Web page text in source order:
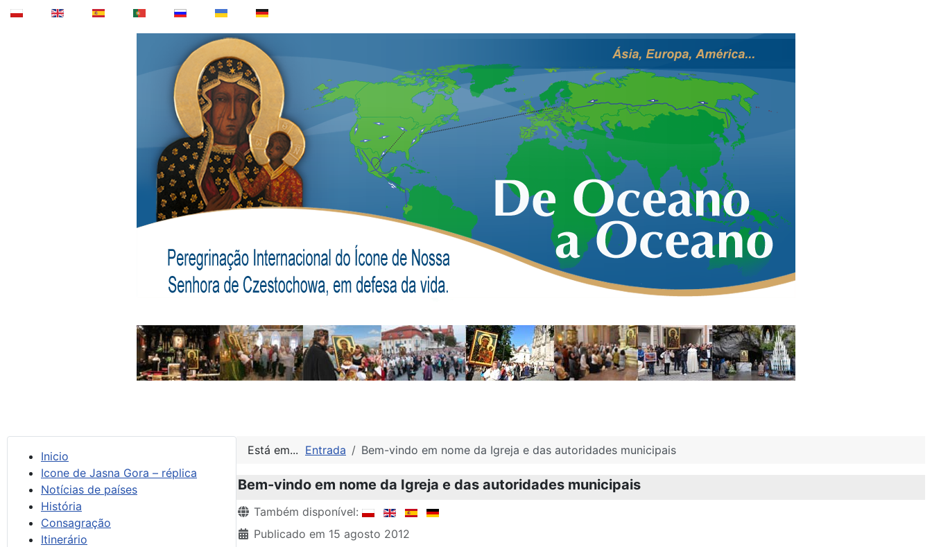
Inicio
Icone de Jasna Gora – réplica
Notícias de países
História
Consagração
Itinerário
Está em... Entrada Bem-vindo em nome da Igreja e das autoridades municipais
Bem-vindo em nome da Igreja e das autoridades municipais
Detalhes
Também disponível:
Publicado em 15 agosto 2012